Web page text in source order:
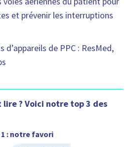
et prévenir les interruptions
d’appareils de PPC : ResMed,
lire ? Voici notre top 3 des
1 : notre favori